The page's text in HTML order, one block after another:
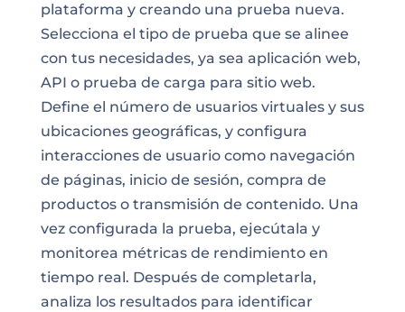
plataforma y creando una prueba nueva.
Selecciona el tipo de prueba que se alinee
con tus necesidades, ya sea aplicación web,
API o prueba de carga para sitio web.
Define el número de usuarios virtuales y sus
ubicaciones geográficas, y configura
interacciones de usuario como navegación
de páginas, inicio de sesión, compra de
productos o transmisión de contenido. Una
vez configurada la prueba, ejecútala y
monitorea métricas de rendimiento en
tiempo real. Después de completarla,
analiza los resultados para identificar